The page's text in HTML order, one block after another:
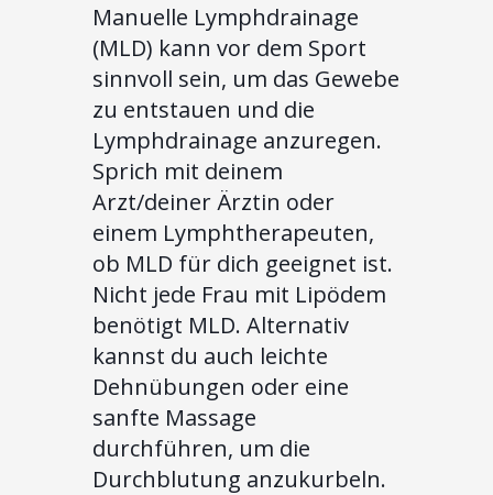
Manuelle Lymphdrainage
(MLD) kann vor dem Sport
sinnvoll sein, um das Gewebe
zu entstauen und die
Lymphdrainage anzuregen.
Sprich mit deinem
Arzt/deiner Ärztin oder
einem Lymphtherapeuten,
ob MLD für dich geeignet ist.
Nicht jede Frau mit Lipödem
benötigt MLD. Alternativ
kannst du auch leichte
Dehnübungen oder eine
sanfte Massage
durchführen, um die
Durchblutung anzukurbeln.